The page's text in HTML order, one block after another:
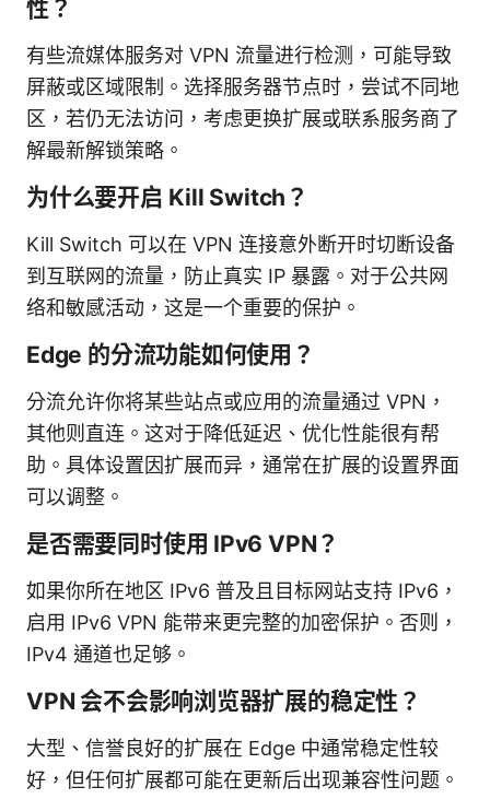
性？
有些流媒体服务对 VPN 流量进行检测，可能导致
屏蔽或区域限制。选择服务器节点时，尝试不同地
区，若仍无法访问，考虑更换扩展或联系服务商了
解最新解锁策略。
为什么要开启 Kill Switch？
Kill Switch 可以在 VPN 连接意外断开时切断设备
到互联网的流量，防止真实 IP 暴露。对于公共网
络和敏感活动，这是一个重要的保护。
Edge 的分流功能如何使用？
分流允许你将某些站点或应用的流量通过 VPN，
其他则直连。这对于降低延迟、优化性能很有帮
助。具体设置因扩展而异，通常在扩展的设置界面
可以调整。
是否需要同时使用 IPv6 VPN？
如果你所在地区 IPv6 普及且目标网站支持 IPv6，
启用 IPv6 VPN 能带来更完整的加密保护。否则，
IPv4 通道也足够。
VPN 会不会影响浏览器扩展的稳定性？
大型、信誉良好的扩展在 Edge 中通常稳定性较
好，但任何扩展都可能在更新后出现兼容性问题。